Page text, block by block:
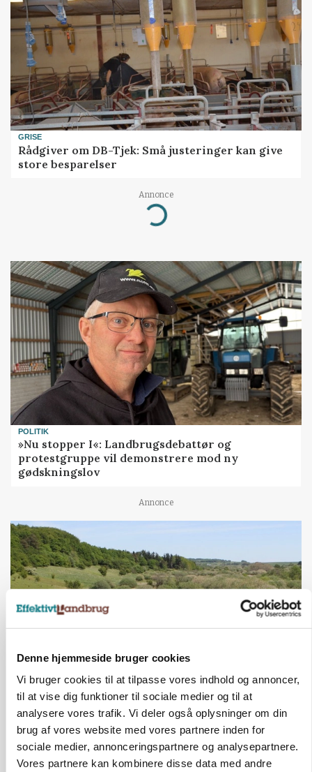
Denne hjemmeside bruger cookies
Vi bruger cookies til at tilpasse vores indhold og annoncer,
til at vise dig funktioner til sociale medier og til at
analysere vores trafik. Vi deler også oplysninger om din
brug af vores website med vores partnere inden for
sociale medier, annonceringspartnere og analysepartnere.
Vores partnere kan kombinere disse data med andre
GRISE
Rådgiver om DB-Tjek: Små justeringer kan give
store besparelser
Annonce
Loading...
POLITIK
»Nu stopper I«: Landbrugsdebattør og
protestgruppe vil demonstrere mod ny
gødskningslov
Annonce
KVÆG
Snart kan man søge tilskud til naturprojekter
Annonce
PLANTER